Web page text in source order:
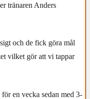
tränaren Anders
och de fick göra mål
vilket gör att vi tappar
en vecka sedan med 3-